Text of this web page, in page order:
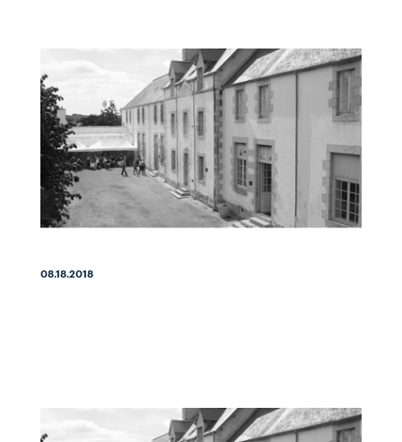
08.18.2018